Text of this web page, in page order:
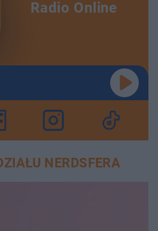
Radio Online
NERDSFERA